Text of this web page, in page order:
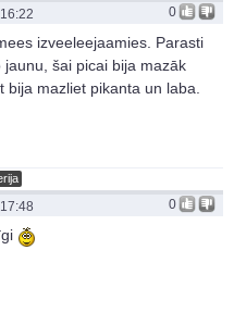
0
izveeleejaamies. Parasti
jaunu, šai picai bija mazāk
bija mazliet pikanta un laba.
0